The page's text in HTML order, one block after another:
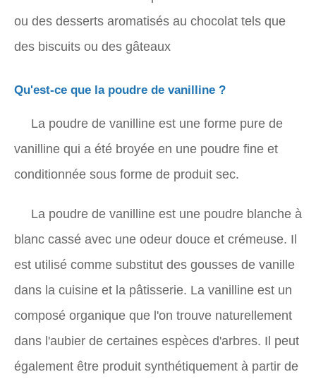
ou des desserts aromatisés au chocolat tels que
des biscuits ou des gâteaux
Qu'est-ce que la poudre de vanilline ?
La poudre de vanilline est une forme pure de
vanilline qui a été broyée en une poudre fine et
conditionnée sous forme de produit sec.
La poudre de vanilline est une poudre blanche à
blanc cassé avec une odeur douce et crémeuse. Il
est utilisé comme substitut des gousses de vanille
dans la cuisine et la pâtisserie. La vanilline est un
composé organique que l'on trouve naturellement
dans l'aubier de certaines espèces d'arbres. Il peut
également être produit synthétiquement à partir de